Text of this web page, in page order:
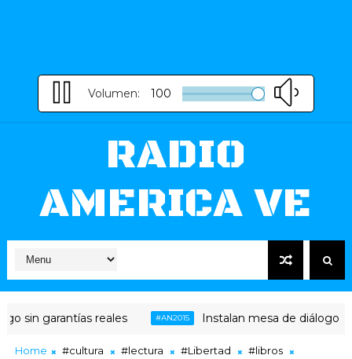
Volumen: 100
RADIO
AMERICA VE
garantías reales #AN2015 Instalan mesa de diálogo
Home #cultura #lectura #Libertad
#libros